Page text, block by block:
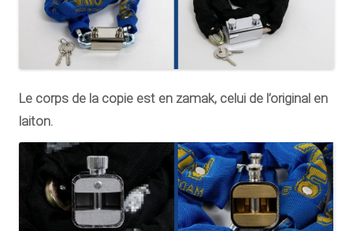
Le corps de la copie est en zamak, celui de l’original en
laiton.